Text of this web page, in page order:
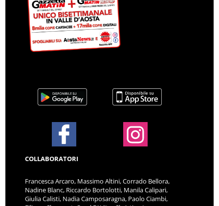
COLLABORATORI
Francesca Arcaro, Massimo Altini, Corrado Bellora,
Nadine Blanc, Riccardo Bortolotti, Manila Calipari,
Giulia Calisti, Nadia Camposaragna, Paolo Ciambi,